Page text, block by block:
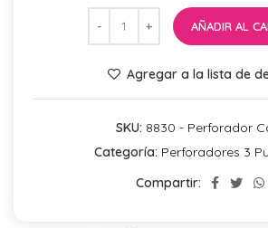
AÑADIR AL
Agregar a la lista de
SKU: 8830 - Perforador
Categoría: Perforadores 3
Compartir: